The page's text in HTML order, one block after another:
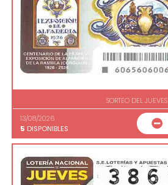
SORTEO DEL JUEVES
13/08/2026
5 DISPONIBLES